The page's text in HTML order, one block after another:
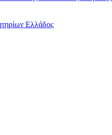
Ελλάδος